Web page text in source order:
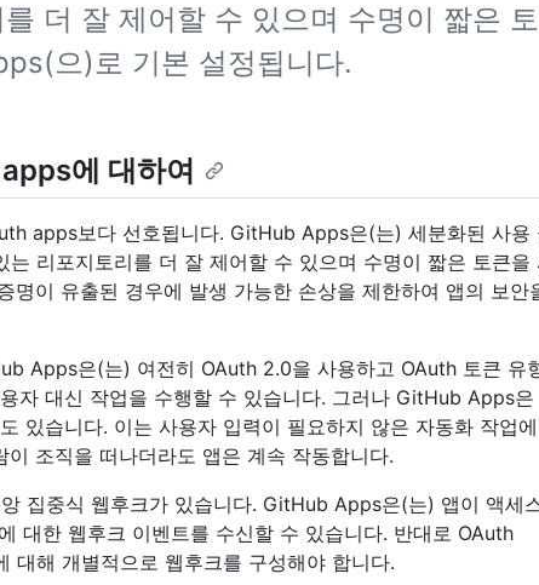
더 잘 제어할 수 있으며 수명이 짧은 토
으)로 기본 설정됩니다.
에 대하여
apps보다 선호됩니다. GitHub Apps은(는) 세분화된 사용
는 리포지토리를 더 잘 제어할 수 있으며 수명이 짧은 토큰을
명이 유출된 경우에 발생 가능한 손상을 제한하여 앱의 보안
Apps은(는) 여전히 OAuth 2.0을 사용하고 OAuth 토큰 유
자 대신 작업을 수행할 수 있습니다. 그러나 GitHub Apps은
있습니다. 이는 사용자 입력이 필요하지 않은 자동화 작업에
조직을 떠나더라도 앱은 계속 작동합니다.
집중식 웹후크가 있습니다. GitHub Apps은(는) 앱이 액세
대한 웹후크 이벤트를 수신할 수 있습니다. 반대로 OAuth
대해 개별적으로 웹후크를 구성해야 합니다.